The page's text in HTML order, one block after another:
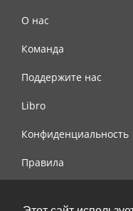
О нас
Команда
Поддержите нас
Libro
Конфиденциальность
Правила